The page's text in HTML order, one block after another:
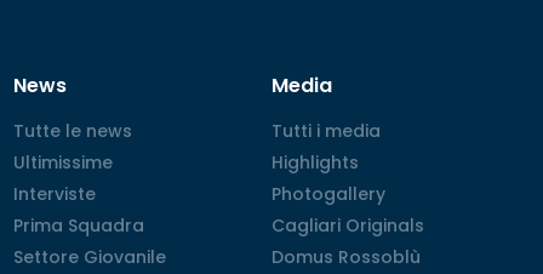
News
Tutte le news
Tutte le news
Ultimissime
Ultimissime
Interviste
Interviste
Prima Squadra
Prima Squadra
Settore Giovanile
Settore Giovanile
Media
Tutti i media
Tutti i media
Highlights
Highlights
Photogallery
Photogallery
Cagliari Originals
Cagliari Originals
Domus Rossoblù
Domus Rossoblù